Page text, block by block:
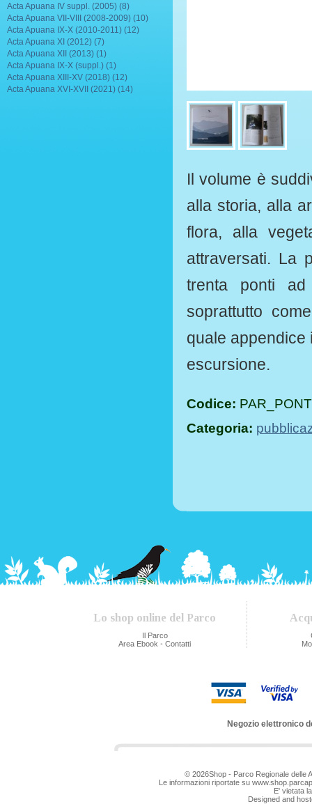
Acta Apuana IV suppl. (2005) (8)
Acta Apuana VII-VIII (2008-2009) (10)
Acta Apuana IX-X (2010-2011) (12)
Acta Apuana XI (2012) (7)
Acta Apuana XII (2013) (1)
Acta Apuana IX-X (suppl.) (1)
Acta Apuana XIII-XV (2018) (12)
Acta Apuana XVI-XVII (2021) (14)
Il volume è
alla storia, alla
flora, alla
attraversati. La
trenta ponti
soprattutto
quale appendice
escursione.
Codice:
Categoria:
Lo shop online del Parco
Il Parco
Area Ebook • Contatti
Negozio elettronico
© 2026Shop - Parco Regionale delle
Le informazioni riportate su
E' vietata
Designed and